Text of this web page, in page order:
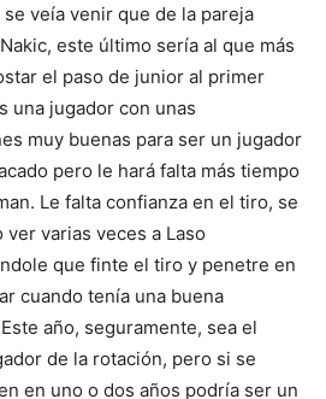
se veía venir que de la pareja
este último sería al que más
el paso de junior al primer
una jugador con unas
muy buenas para ser un jugador
pero le hará falta más tiempo
Le falta confianza en el tiro, se
ver varias veces a Laso
que finte el tiro y penetre en
cuando tenía una buena
año, seguramente, sea el
de la rotación, pero si se
en uno o dos años podría ser un